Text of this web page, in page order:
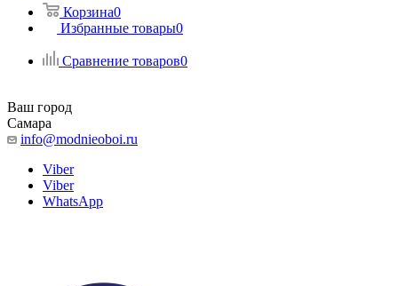
Корзина0
Избранные товары0
Сравнение товаров0
Ваш город
Самара
info@modnieoboi.ru
Viber
Viber
WhatsApp